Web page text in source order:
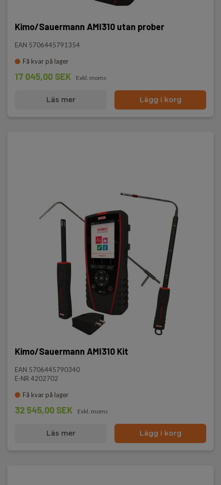
Kimo/Sauermann AMI310 utan prober
EAN 5706445791354
Få kvar på lager
17 045,00 SEK Exkl. moms
Läs mer Lägg i korg
Kimo/Sauermann AMI310 Kit
EAN 5706445790340
E-NR 4202702
Få kvar på lager
32 545,00 SEK Exkl. moms
Läs mer Lägg i korg